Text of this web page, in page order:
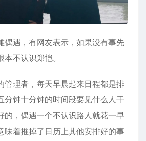
偶遇，有网友表示，如果没有事先
不认识郑恺。
管理者，每天早晨起来日程都是排
分钟十分钟的时间段要见什么人干
的，偶遇一个不认识路人就花一早
味着推掉了日历上其他安排好的事